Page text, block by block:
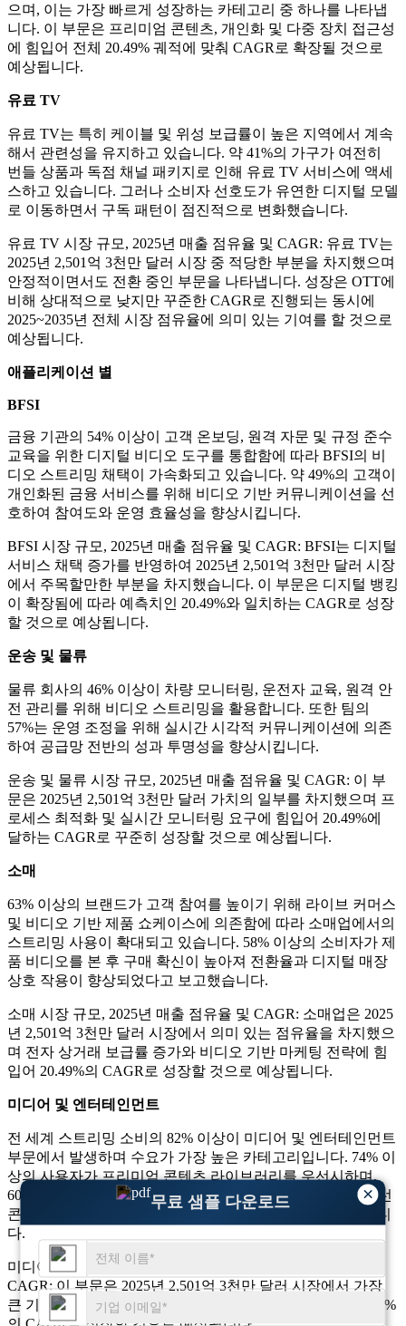
×
무료 샘플 다운로드
으며, 이는 가장 빠르게 성장하는 카테고리 중 하나를 나타냅
니다. 이 부문은 프리미엄 콘텐츠, 개인화 및 다중 장치 접근성
에 힘입어 전체 20.49% 궤적에 맞춰 CAGR로 확장될 것으로
예상됩니다.
유료 TV
유료 TV는 특히 케이블 및 위성 보급률이 높은 지역에서 계속
해서 관련성을 유지하고 있습니다. 약 41%의 가구가 여전히
번들 상품과 독점 채널 패키지로 인해 유료 TV 서비스에 액세
스하고 있습니다. 그러나 소비자 선호도가 유연한 디지털 모델
로 이동하면서 구독 패턴이 점진적으로 변화했습니다.
유료 TV 시장 규모, 2025년 매출 점유율 및 CAGR: 유료 TV는
2025년 2,501억 3천만 달러 시장 중 적당한 부분을 차지했으며
안정적이면서도 전환 중인 부문을 나타냅니다. 성장은 OTT에
비해 상대적으로 낮지만 꾸준한 CAGR로 진행되는 동시에
2025~2035년 전체 시장 점유율에 의미 있는 기여를 할 것으로
예상됩니다.
애플리케이션 별
BFSI
금융 기관의 54% 이상이 고객 온보딩, 원격 자문 및 규정 준수
교육을 위한 디지털 비디오 도구를 통합함에 따라 BFSI의 비
디오 스트리밍 채택이 가속화되고 있습니다. 약 49%의 고객이
개인화된 금융 서비스를 위해 비디오 기반 커뮤니케이션을 선
호하여 참여도와 운영 효율성을 향상시킵니다.
BFSI 시장 규모, 2025년 매출 점유율 및 CAGR: BFSI는 디지털
서비스 채택 증가를 반영하여 2025년 2,501억 3천만 달러 시장
에서 주목할만한 부분을 차지했습니다. 이 부문은 디지털 뱅킹
이 확장됨에 따라 예측치인 20.49%와 일치하는 CAGR로 성장
할 것으로 예상됩니다.
운송 및 물류
물류 회사의 46% 이상이 차량 모니터링, 운전자 교육, 원격 안
전 관리를 위해 비디오 스트리밍을 활용합니다. 또한 팀의
57%는 운영 조정을 위해 실시간 시각적 커뮤니케이션에 의존
하여 공급망 전반의 성과 투명성을 향상시킵니다.
운송 및 물류 시장 규모, 2025년 매출 점유율 및 CAGR: 이 부
문은 2025년 2,501억 3천만 달러 가치의 일부를 차지했으며 프
로세스 최적화 및 실시간 모니터링 요구에 힘입어 20.49%에
달하는 CAGR로 꾸준히 성장할 것으로 예상됩니다.
소매
63% 이상의 브랜드가 고객 참여를 높이기 위해 라이브 커머스
및 비디오 기반 제품 쇼케이스에 의존함에 따라 소매업에서의
스트리밍 사용이 확대되고 있습니다. 58% 이상의 소비자가 제
품 비디오를 본 후 구매 확신이 높아져 전환율과 디지털 매장
상호 작용이 향상되었다고 보고했습니다.
소매 시장 규모, 2025년 매출 점유율 및 CAGR: 소매업은 2025
년 2,501억 3천만 달러 시장에서 의미 있는 점유율을 차지했으
며 전자 상거래 보급률 증가와 비디오 기반 마케팅 전략에 힘
입어 20.49%의 CAGR로 성장할 것으로 예상됩니다.
미디어 및 엔터테인먼트
전 세계 스트리밍 소비의 82% 이상이 미디어 및 엔터테인먼트
부문에서 발생하며 수요가 가장 높은 카테고리입니다. 74% 이
상의 사용자가 프리미엄 콘텐츠 라이브러리를 우선시하며,
60%는 지속적으로 폭음 스트리밍에 참여합니다. 디지털 우선
콘텐츠 생태계는 지속적으로 강력한 확장을 주도하고 있습니
다.
미디어 및 엔터테인먼트 시장 규모, 2025년 매출 점유율 및
CAGR: 이 부문은 2025년 2,501억 3천만 달러 시장에서 가장
큰 기여를 나타냈으며 지속적인 콘텐츠 혁신으로 인해 20.49%